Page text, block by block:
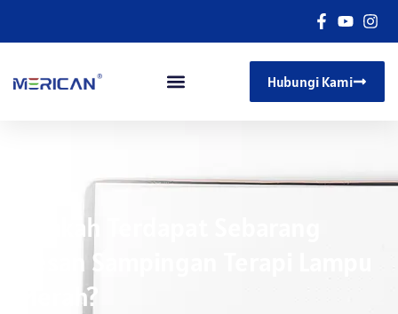
Hubungi Kami
Adakah Terdapat Sebarang
Kesan Sampingan Terapi Lampu
Merah?